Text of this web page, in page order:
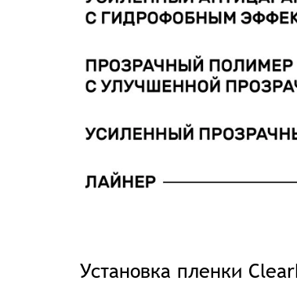
Установка пленки